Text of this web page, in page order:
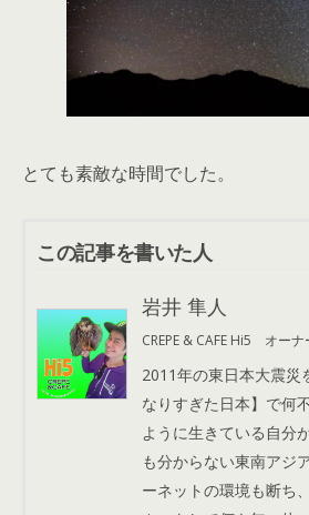
とても素敵な時間でした。
この記事を書いた人
岩井 隼人
CREPE & CAFE Hi5 オーナ
2011年の東日本大震災
なりすぎた日本】で何
ように生きている自分
も分からない東南アジ
ーネットの環境も断ち